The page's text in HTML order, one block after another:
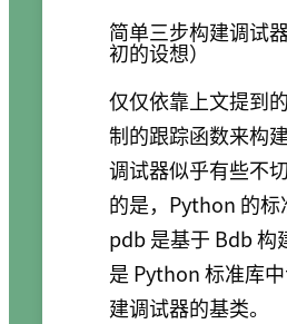
简单三步构建调试
初的设想）
仅仅依靠上文提到
制的跟踪函数来构
调试器似乎有些不
的是，Python 的标
pdb 是基于 Bdb 构
是 Python 标准库
建调试器的基类。